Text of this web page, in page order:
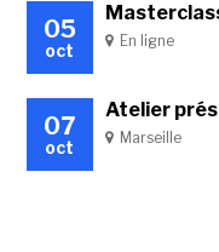
05
oct En ligne
07
oct
Atelier
Marseille